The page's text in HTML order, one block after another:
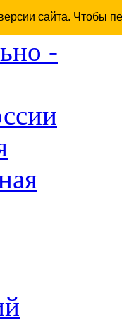
сайта. Чтобы
-